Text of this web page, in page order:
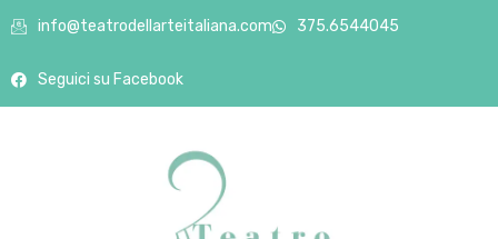
info@teatrodellarteitaliana.com 375.6544045
Seguici su Facebook